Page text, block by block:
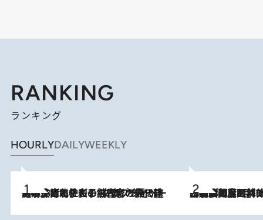
RANKING
ランキング
HOURLYDAILYWEEKLY
2026.8.3
《「文士の子ども被害者の会」発足！》阿川佐和子（72）が語る遠藤周作に北杜夫、劇作家・矢代静一の子どもたちの“文豪プライベート事件簿” 2026.8.8
「最後に見られてよかった」上野動物園の東園パンダ舎が解体前に特別公開。8月16日まで延長されたパネル展と共に辿る“半世紀”のパンダ飼育《解体工事の図面あり》